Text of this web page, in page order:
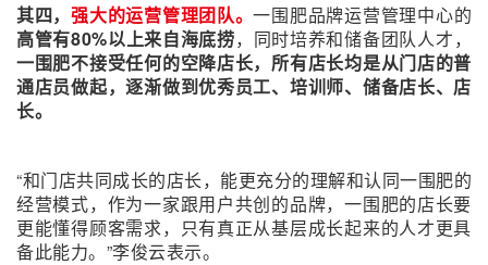
其四，强大的运营管理团队。一围肥品牌运营管理中心的
高管有80%以上来自海底捞，同时培养和储备团队人才，
一围肥不接受任何的空降店长，所有店长均是从门店的普
通店员做起，逐渐做到优秀员工、培训师、储备店长、店
长。
“和门店共同成长的店长，能更充分的理解和认同一围肥的
经营模式，作为一家跟用户共创的品牌，一围肥的店长要
更能懂得顾客需求，只有真正从基层成长起来的人才更具
备此能力。”李俊云表示。